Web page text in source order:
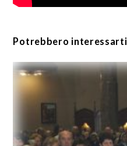
Potrebbero interessarti